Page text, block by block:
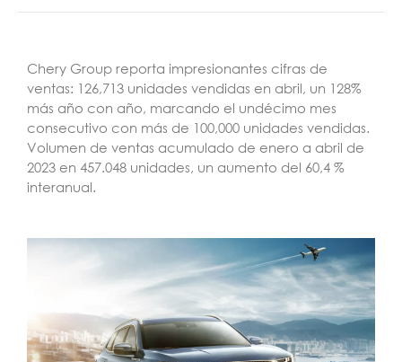
Chery Group reporta impresionantes cifras de
ventas: 126,713 unidades vendidas en abril, un 128%
más año con año, marcando el undécimo mes
consecutivo con más de 100,000 unidades vendidas.
Volumen de ventas acumulado de enero a abril de
2023 en 457.048 unidades, un aumento del 60,4 %
interanual.